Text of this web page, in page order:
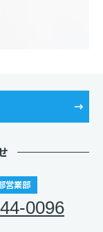
営業部
0096